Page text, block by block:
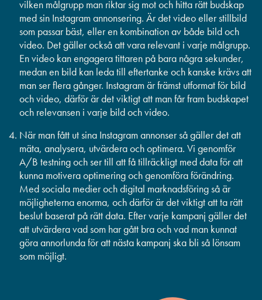
vilken målgrupp man riktar sig mot och hitta rätt budskap
med sin Instagram annonsering. Är det video eller stillbild
som passar bäst, eller en kombination av både bild och
video. Det gäller också att vara relevant i varje målgrupp.
En video kan engagera tittaren på bara några sekunder,
medan en bild kan leda till eftertanke och kanske krävs att
man ser flera gånger. Instagram är främst utformat för bild
och video, därför är det viktigt att man får fram budskapet
och relevansen i varje bild och video.
När man fått ut sina Instagram annonser så gäller det att
mäta, analysera, utvärdera och optimera. Vi genomför
A/B testning och ser till att få tillräckligt med data för att
kunna motivera optimering och genomföra förändring.
Med sociala medier och digital marknadsföring så är
möjligheterna enorma, och därför är det viktigt att ta rätt
beslut baserat på rätt data. Efter varje kampanj gäller det
att utvärdera vad som har gått bra och vad man kunnat
göra annorlunda för att nästa kampanj ska bli så lönsam
som möjligt.